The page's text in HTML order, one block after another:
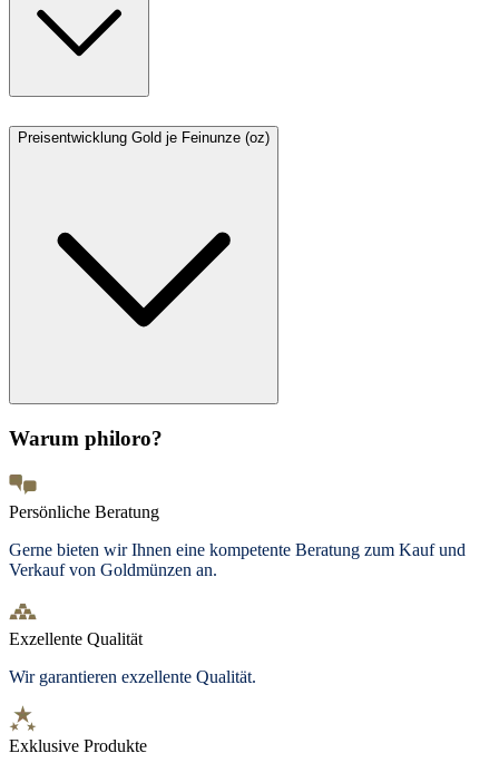
Preisentwicklung Gold je Feinunze (oz)
Warum philoro?
Persönliche Beratung
Gerne bieten wir Ihnen eine kompetente Beratung zum Kauf und
Verkauf von Goldmünzen an.
Exzellente Qualität
Wir garantieren exzellente Qualität.
Exklusive Produkte